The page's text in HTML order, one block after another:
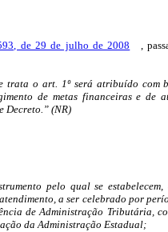
de 29 de julho de 2008
,
trata o art. 1º será atribuído com
de metas financeiras e de
Decreto.” (NR)
pelo qual se estabelecem,
a ser celebrado por
de Administração Tributária,
da Administração Estadual;